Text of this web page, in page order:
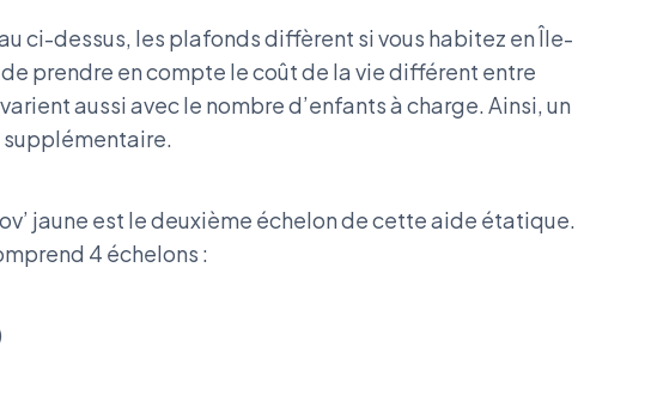
ci-dessus, les plafonds diffèrent si vous habitez en Île-
prendre en compte le coût de la vie différent entre
aussi avec le nombre d’enfants à charge. Ainsi, un
jaune est le deuxième échelon de cette aide étatique.
4 échelons :